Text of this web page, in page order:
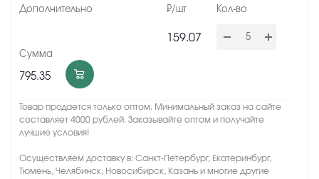
159.07
795.35
Товар продается только оптом. Минимальный заказ на сайте
составляет 4000 рублей. Заказывайте оптом и получайте
лучшие условия!
Осуществляем доставку в: Санкт-Петербург, Екатеринбург,
Тюмень, Челябинск, Новосибирск, Казань и многие другие